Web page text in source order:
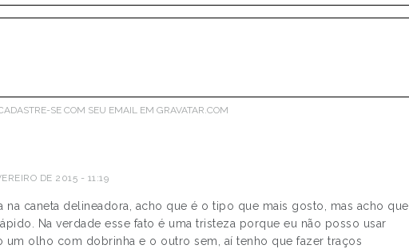
SE COM SEU EMAIL EM GRAVATAR.COM
DE 2015 - 11:19
na caneta delineadora, acho que é o tipo que mais gosto, mas acho que
Na verdade esse fato é uma tristeza porque eu não posso usar
um olho com dobrinha e o outro sem, aí tenho que fazer traços